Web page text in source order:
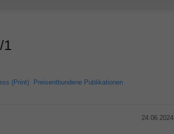
1
(Print) Preisentbundene Publikationen
24.06.2024